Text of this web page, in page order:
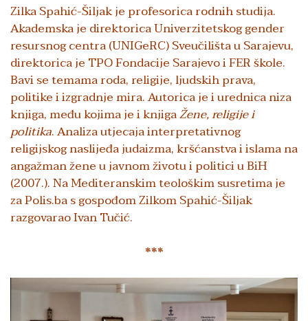
Zilka Spahić-Šiljak je profesorica rodnih studija.
Akademska je direktorica Univerzitetskog gender
resursnog centra (UNIGeRC) Sveučilišta u Sarajevu,
direktorica je TPO Fondacije Sarajevo i FER škole.
Bavi se temama roda, religije, ljudskih prava,
politike i izgradnje mira. Autorica je i urednica niza
knjiga, među kojima je i knjigaŽene, religije i
politika. Analiza utjecaja interpretativnog
religijskog naslijeđa judaizma, kršćanstva i islama na
angažman žene u javnom životu i politici u BiH
(2007.). Na Mediteranskim teološkim susretima je
za Polis.ba s gospođom Zilkom Spahić-Šiljak
razgovarao Ivan Tučić.
***